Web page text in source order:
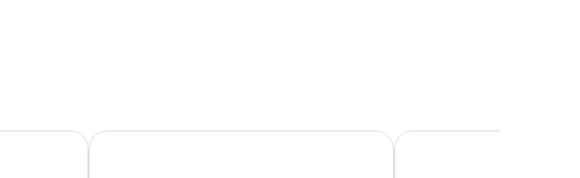
บาร์เซโล มาร์การิตาส Sanom Beach Resort -